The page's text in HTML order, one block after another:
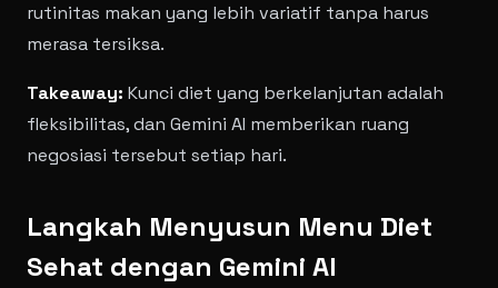
rutinitas makan yang lebih variatif tanpa harus
merasa tersiksa.
Takeaway: Kunci diet yang berkelanjutan adalah
fleksibilitas, dan Gemini AI memberikan ruang
negosiasi tersebut setiap hari.
Langkah Menyusun Menu Diet
Sehat dengan Gemini AI